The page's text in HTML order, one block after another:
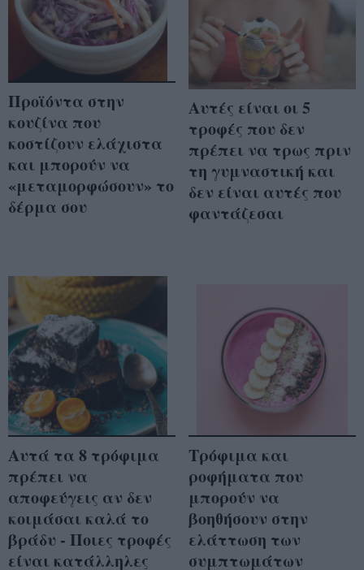
Προϊόντα στην
κουζίνα που
κοστίζουν ελάχιστα
και μπορούν να
«μεταμορφώσουν» το
δέρμα σου
Αυτές είναι οι 5
τροφές που δεν
πρέπει να τρως πριν
τη γυμναστική και
δεν είναι αυτές που
φαντάζεσαι
Αυτά τα 8 τρόφιμα
πρέπει να
αποφεύγεις αν δεν
κοιμάσαι καλά το
βράδυ - Ποιες τροφές
είναι κατάλληλες
Τρόφιμα και
ροφήματα που
μπορούν να
βοηθήσουν στην
ελάττωση των
συμπτωμάτων